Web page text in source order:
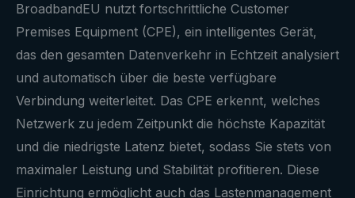
BroadbandEU nutzt fortschrittliche Customer
Premises Equipment (CPE), ein intelligentes Gerät,
das den gesamten Datenverkehr in Echtzeit analysiert
und automatisch über die beste verfügbare
Verbindung weiterleitet. Das CPE erkennt, welches
Netzwerk zu jedem Zeitpunkt die höchste Kapazität
und die niedrigste Latenz bietet, sodass Sie stets von
maximaler Leistung und Stabilität profitieren. Diese
Einrichtung ermöglicht auch das Lastenmanagement